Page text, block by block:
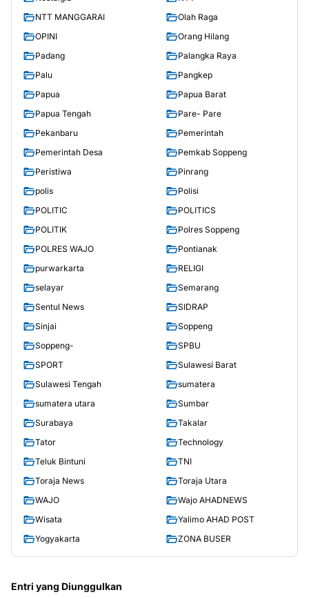
NTT MANGGARAI
Olah Raga
OPINI
Orang Hilang
Padang
Palangka Raya
Palu
Pangkep
Papua
Papua Barat
Papua Tengah
Pare- Pare
Pekanbaru
Pemerintah
Pemerintah Desa
Pemkab Soppeng
Peristiwa
Pinrang
polis
Polisi
POLITIC
POLITICS
POLITIK
Polres Soppeng
POLRES WAJO
Pontianak
purwarkarta
RELIGI
selayar
Semarang
Sentul News
SIDRAP
Sinjai
Soppeng
Soppeng-
SPBU
SPORT
Sulawesi Barat
Sulawesi Tengah
sumatera
sumatera utara
Sumbar
Surabaya
Takalar
Tator
Technology
Teluk Bintuni
TNI
Toraja News
Toraja Utara
WAJO
Wajo AHADNEWS
Wisata
Yalimo AHAD POST
Yogyakarta
ZONA BUSER
Entri yang Diunggulkan